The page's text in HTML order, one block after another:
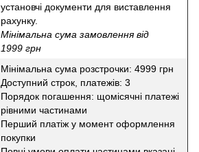
установчі документи для виставлення
рахунку.
Мінімальна сума замовлення від
1999 грн
Мінімальна сума розстрочки: 4999 грн
Доступний строк, платежів: 3
Порядок погашення: щомісячні платежі
рівними частинами
Перший платіж у момент оформлення
покупки